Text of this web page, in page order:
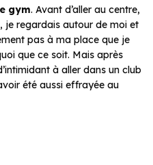
gym. Avant d’aller au centre,
je regardais autour de moi et
pas à ma place que je
que ce soit. Mais après
à aller dans un club
été aussi effrayée au